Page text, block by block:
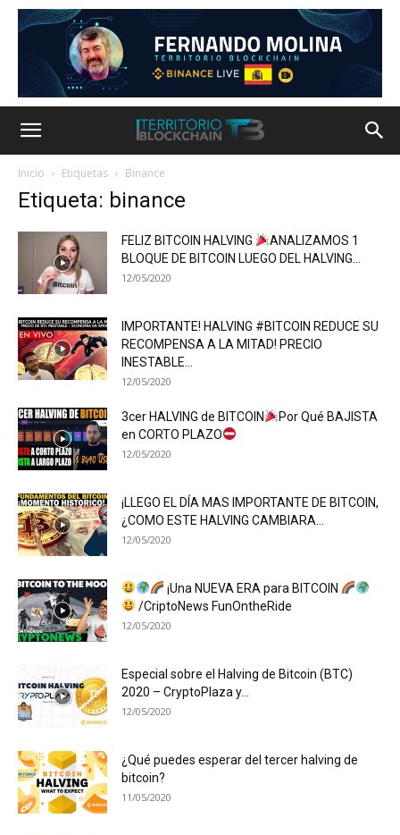
Inicio Etiquetas Binance
Etiqueta: binance
FELIZ BITCOIN HALVING
ANALIZAMOS 1
BLOQUE DE BITCOIN LUEGO DEL HALVING...
12/05/2020
IMPORTANTE! HALVING #BITCOIN REDUCE SU
RECOMPENSA A LA MITAD! PRECIO
INESTABLE...
12/05/2020
3cer HALVING de BITCOIN
Por Qué BAJISTA
en CORTO PLAZO
12/05/2020
¡LLEGO EL DÍA MAS IMPORTANTE DE BITCOIN,
¿COMO ESTE HALVING CAMBIARA...
12/05/2020
¡Una NUEVA ERA para BITCOIN
/CriptoNews FunOntheRide
12/05/2020
Especial sobre el Halving de Bitcoin (BTC)
2020 – CryptoPlaza y...
12/05/2020
¿Qué puedes esperar del tercer halving de
bitcoin?
11/05/2020